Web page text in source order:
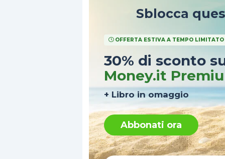
Sblocca
OFFERTA ESTIVA A TEMPO LIMITATO
30% di sconto
Money.it
+ Libro in omaggio
Abbonati ora